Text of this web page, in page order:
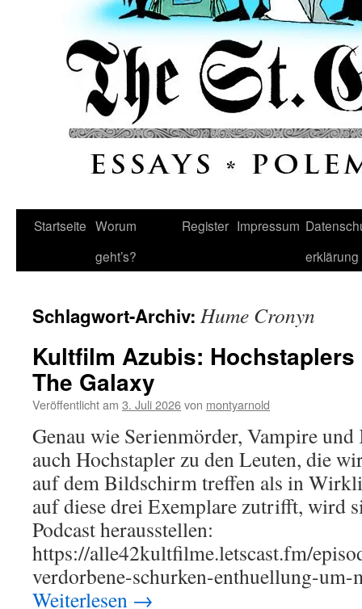
Startseite Worum
geht’s?
Register Impressum
erklärung
Schlagwort-Archiv: Hume Cronyn
Kultfilm Azubis:
The Galaxy
Veröffentlicht am 3. Juli 2026von montyarnold
Genau wie Serienmörder, Vampire
auch Hochstapler zu den Leuten, die
auf dem Bildschirm treffen als in
auf diese drei Exemplare zutrifft, wird
Podcast herausstellen:
https://alle42kultfilme.letscast.fm/
verdorbene-schurken-enthuellung-
Weiterlesen →